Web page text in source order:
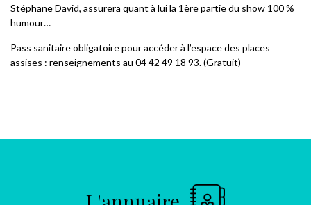
Stéphane David, assurera quant à lui la 1ère partie du show 100 %
humour…
Pass sanitaire obligatoire pour accéder à l’espace des places
assises : renseignements au 04 42 49 18 93. (Gratuit)